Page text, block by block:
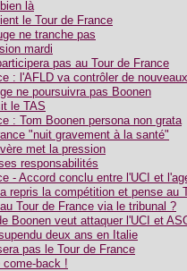
là
le Tour de France
ne tranche pas
mardi
pas au Tour de France
: l'AFLD va contrôler de
ne poursuivra pas Boonen
le TAS
: Tom Boonen persona non grata
"nuit gravement à la santé"
met la pression
responsabilités
- Accord conclu entre l'UCI et
repris la compétition et pense au
Tour de France via le tribunal ?
Boonen veut attaquer l'UCI et
deux ans en Italie
pas le Tour de France
back !